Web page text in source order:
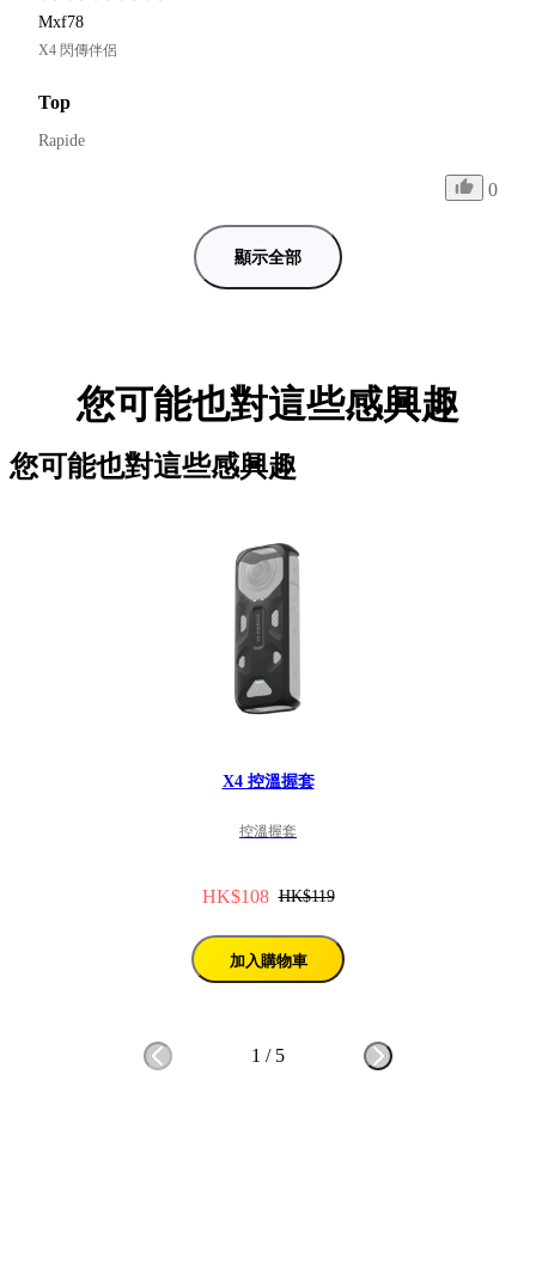
Mxf78
X4 閃傳伴侶
Top
Rapide
0
顯示全部
您可能也對這些感興趣
您可能也對這些感興趣
X4 控溫握套
控溫握套
HK$108 HK$119
加入購物車
1 / 5